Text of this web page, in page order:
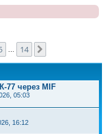
14
77 через MIF
05:03
16:12